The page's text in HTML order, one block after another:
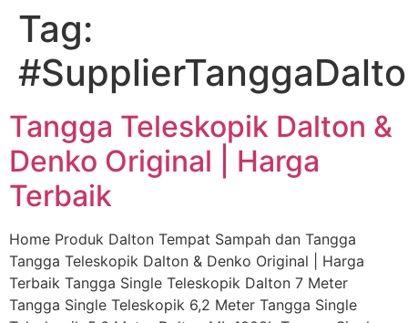
Skip
content
Tag:
Tangga Teleskopik Dalton &
Denko Original | Harga
Terbaik
Home Produk Dalton Tempat Sampah dan Tangga
Tangga Teleskopik Dalton & Denko Original | Harga
Terbaik Tangga Single Teleskopik Dalton 7 Meter
Tangga Single Teleskopik 6,2 Meter Tangga Single